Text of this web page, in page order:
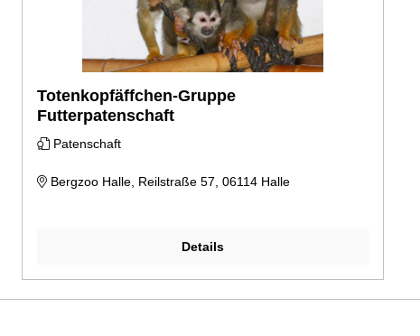
Totenkopfäffchen-Gruppe
Futterpatenschaft
Patenschaft
Bergzoo Halle, Reilstraße 57, 06114 Halle
Details